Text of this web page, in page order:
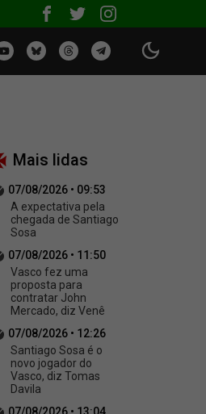
Mais lidas
07/08/2026 • 09:53
A expectativa pela
chegada de Santiago
Sosa
07/08/2026 • 11:50
Vasco fez uma
proposta para
contratar John
Mercado, diz Venê
07/08/2026 • 12:26
Santiago Sosa é o
novo jogador do
Vasco, diz Tomas
Davila